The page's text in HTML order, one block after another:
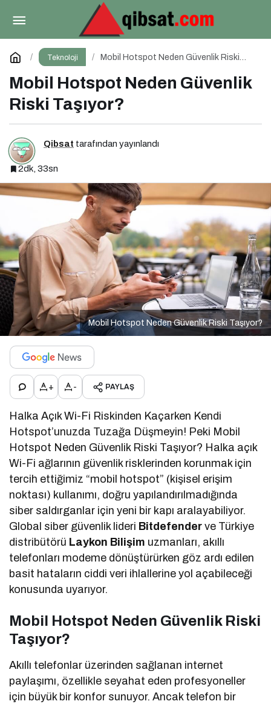
Teknoloji
Mobil Hotspot Neden Güvenlik Riski
Mobil Hotspot Neden Güvenlik
Riski Taşıyor?
Qibsat tarafından yayınlandı
2dk, 33sn
Mobil Hotspot Neden Güvenlik Riski Taşıyor?
+ - PAYLAŞ
Halka Açık Wi-Fi Riskinden Kaçarken Kendi
Hotspot’unuzda Tuzağa Düşmeyin! Peki Mobil
Hotspot Neden Güvenlik Riski Taşıyor? Halka açık
Wi-Fi ağlarının güvenlik risklerinden korunmak için
tercih ettiğimiz “mobil hotspot” (kişisel erişim
noktası) kullanımı, doğru yapılandırılmadığında
siber saldırganlar için yeni bir kapı aralayabiliyor.
Global siber güvenlik lideri Bitdefender ve Türkiye
distribütörü Laykon Bilişim uzmanları, akıllı
telefonları modeme dönüştürürken göz ardı edilen
basit hataların ciddi veri ihlallerine yol açabileceği
konusunda uyarıyor.
Mobil Hotspot Neden Güvenlik Riski
Taşıyor?
Akıllı telefonlar üzerinden sağlanan internet
paylaşımı, özellikle seyahat eden profesyoneller
için büyük bir konfor sunuyor. Ancak telefon bir
“Kırmızı Kraliçe” Yarışı Başladı!
Yorum Yap